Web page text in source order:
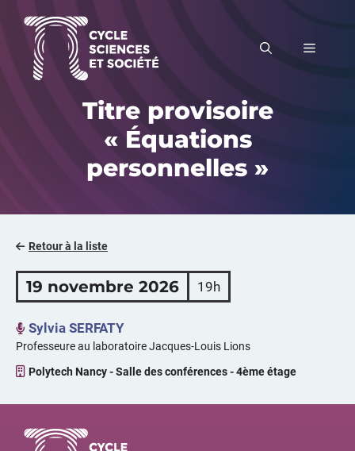
contenu
MENU
Titre provisoire
« Équations
personnelles »
Retour à la liste
19 novembre 2026 19h
Sylvia SERFATY
Professeure au laboratoire Jacques-Louis Lions
Polytech Nancy - Salle des conférences - 4ème étage